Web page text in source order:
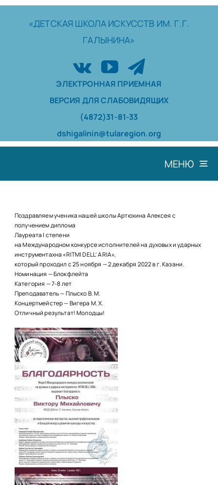
Skip
«ДЕТСКАЯ ШКОЛА ИСКУССТВ ИМ. Г.Г.
ГАЛЫНИНА»
ЭЛЕКТРОННАЯ ПРИЕМНАЯ
ВЕРСИЯ ДЛЯ СЛАБОВИДЯЩИХ
(4872)31-81-33
dshigalinin@tularegion.org
МЕНЮ
НАШИ ПРОЕКТЫ
О ПРИЕМЕ
ОБУЧАЮЩИМСЯ
СВЕДЕНИЯ ОБ ОО
КОНТАКТЫ
ОТЗЫВЫ
Поздравляем ученика нашей школы Артюхина Алексея с
получением диплома
Лауреата I степени
на Международном конкурсе исполнителей на духовых и ударных
инструментахна «RITMI DELL’ ARIA»,
который проходил с 25 ноября — 2 декабря 2022 в г. Казани.
Номинация — Блокфлейта
Категория — 7-8 лет
Преподаватель — Плыско В. М.
Концертмейстер — Вигера М. Х.
Отличный результат! Молодцы!